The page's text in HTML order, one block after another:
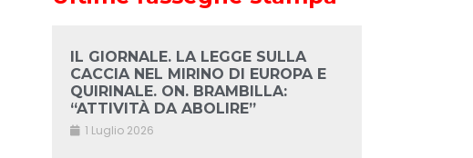
IL GIORNALE. LA LEGGE SULLA
CACCIA NEL MIRINO DI EUROPA E
QUIRINALE. ON. BRAMBILLA:
“ATTIVITÀ DA ABOLIRE”
1 Luglio 2026